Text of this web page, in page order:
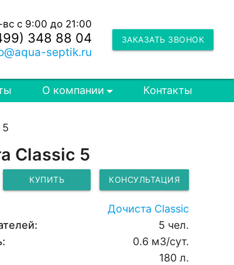
ЗАКАЗАТЬ ЗВОНОК
вс с 9:00 до 21:00
348 88 04
septik.ru
О компании Контакты
5
Classic 5
КУПИТЬ КОНСУЛЬТАЦИЯ
Дочиста Classic
5 чел.
0.6 м3/сут.
180 л.